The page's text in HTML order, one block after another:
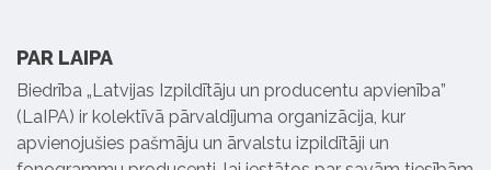
PAR LAIPA
Biedrība „Latvijas Izpildītāju un producentu apvienība”
(LaIPA) ir kolektīvā pārvaldījuma organizācija, kur
apvienojušies pašmāju un ārvalstu izpildītāji un